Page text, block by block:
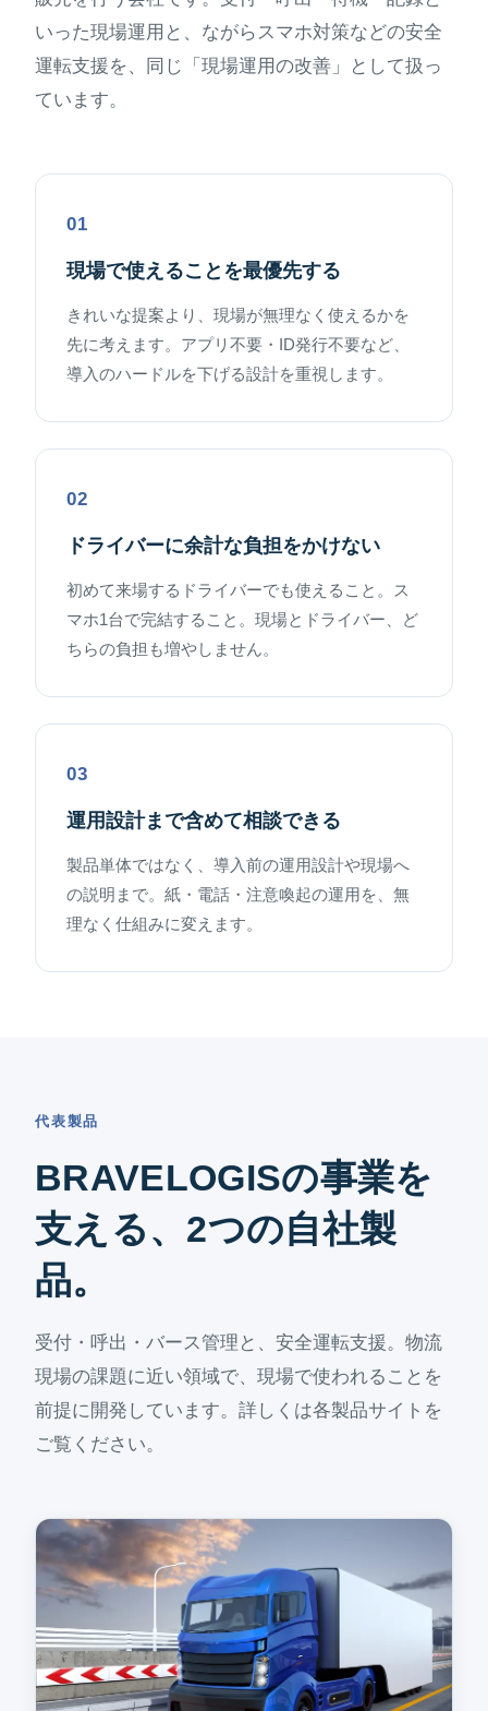
いった現場運用と、ながらスマホ対策などの安全
運転支援を、同じ「現場運用の改善」として扱っ
ています。
01
現場で使えることを最優先する
きれいな提案より、現場が無理なく使えるかを
先に考えます。アプリ不要・ID発行不要など、
導入のハードルを下げる設計を重視します。
02
ドライバーに余計な負担をかけない
初めて来場するドライバーでも使えること。ス
マホ1台で完結すること。現場とドライバー、ど
ちらの負担も増やしません。
03
運用設計まで含めて相談できる
製品単体ではなく、導入前の運用設計や現場へ
の説明まで。紙・電話・注意喚起の運用を、無
理なく仕組みに変えます。
代表製品
BRAVELOGISの事業を
支える、2つの自社製
品。
受付・呼出・バース管理と、安全運転支援。物流
現場の課題に近い領域で、現場で使われることを
前提に開発しています。詳しくは各製品サイトを
ご覧ください。